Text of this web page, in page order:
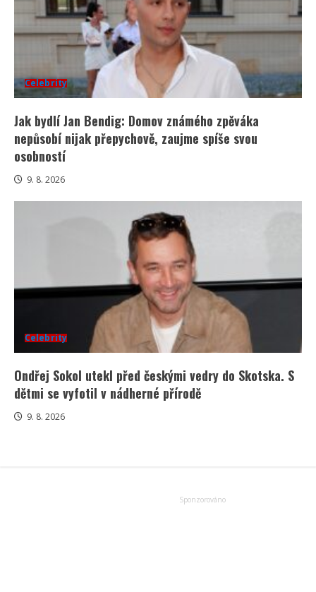
Celebrity
Jak bydlí Jan Bendig: Domov známého zpěváka
nepůsobí nijak přepychově, zaujme spíše svou
osobností
9. 8. 2026
Celebrity
Ondřej Sokol utekl před českými vedry do Skotska. S
dětmi se vyfotil v nádherné přírodě
9. 8. 2026